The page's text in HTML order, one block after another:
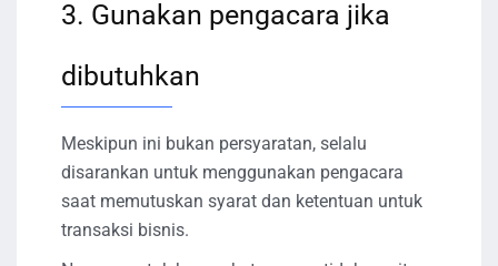
3. Gunakan pengacara jika
dibutuhkan
Meskipun ini bukan persyaratan, selalu
disarankan untuk menggunakan pengacara
saat memutuskan syarat dan ketentuan untuk
transaksi bisnis.